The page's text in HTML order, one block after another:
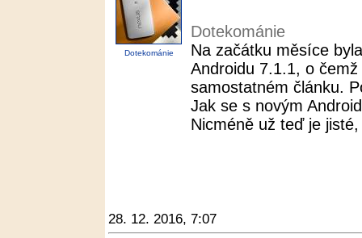
Dotekománie
Dotekománie
Na začátku měsíce
Androidu 7.1.1, o
samostatném článku.
Jak se s novým
Nicméně už teď je
28. 12. 2016, 7:07